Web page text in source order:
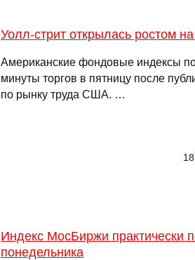
Уолл-стрит открылась ростом
Американские фондовые индексы
минуты торгов в пятницу после
по рынку труда США. …
Индекс МосБиржи практически
понедельника